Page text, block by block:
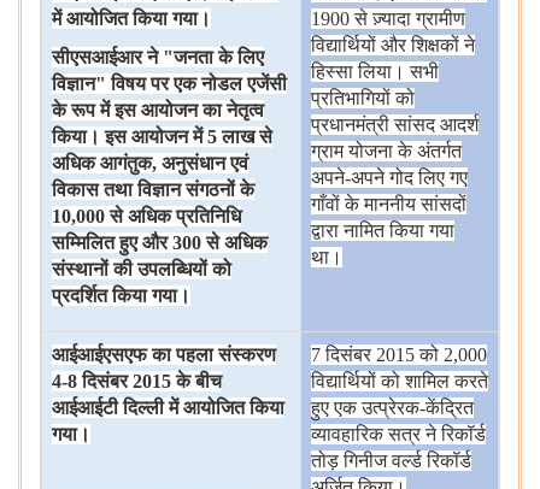
में आयोजित किया गया।
सीएसआईआर ने"जनता के लिए
विज्ञान"विषय पर एक नोडल एजेंसी
के रूप में इस आयोजन का नेतृत्व
किया। इस आयोजन में5लाख से
अधिक आगंतुक, अनुसंधान एवं
विकास तथा विज्ञान संगठनों के
10,000से अधिक प्रतिनिधि
सम्मिलित हुए और300से अधिक
संस्थानों की उपलब्धियों को
प्रदर्शित किया गया।
1900 से ज़्यादा ग्रामीण
विद्यार्थियों और शिक्षकों ने
हिस्सा लिया। सभी
प्रतिभागियों को
प्रधानमंत्री सांसद आदर्श
ग्राम योजना के अंतर्गत
अपने-अपने गोद लिए गए
गाँवों के माननीय सांसदों
द्वारा नामित किया गया
था।
आईआईएसएफ का पहला संस्करण
4-8दिसंबर2015के बीच
आईआईटी दिल्ली में आयोजित किया
गया।
7 दिसंबर 2015 को 2,000
विद्यार्थियों को शामिल करते
हुए एक उत्प्रेरक-केंद्रित
व्यावहारिक सत्र ने रिकॉर्ड
तोड़ गिनीज वर्ल्ड रिकॉर्ड